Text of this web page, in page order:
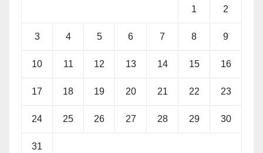
1 2
3 4 5 6 7 8 9
10 11 12 13 14 15 16
17 18 19 20 21 22 23
24 25 26 27 28 29 30
31